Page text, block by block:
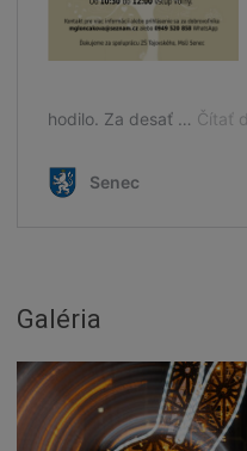
Rekonštrukcia
História
Zdravotníctvo
Deti a rodina
Dobrovoľníctvo
Benefícia
Duchovný život
Galéria